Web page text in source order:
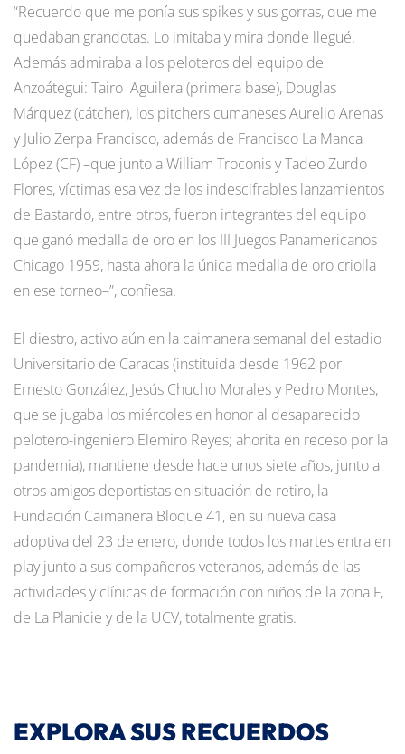
“Recuerdo que me ponía sus spikes y sus gorras, que me
quedaban grandotas. Lo imitaba y mira donde llegué.
Además admiraba a los peloteros del equipo de
Anzoátegui: Tairo Aguilera (primera base), Douglas
Márquez (cátcher), los pitchers cumaneses Aurelio Arenas
y Julio Zerpa Francisco, además de Francisco La Manca
López (CF) –que junto a William Troconis y Tadeo Zurdo
Flores, víctimas esa vez de los indescifrables lanzamientos
de Bastardo, entre otros, fueron integrantes del equipo
que ganó medalla de oro en los III Juegos Panamericanos
Chicago 1959, hasta ahora la única medalla de oro criolla
en ese torneo–”, confiesa.
El diestro, activo aún en la caimanera semanal del estadio
Universitario de Caracas (instituida desde 1962 por
Ernesto González, Jesús Chucho Morales y Pedro Montes,
que se jugaba los miércoles en honor al desaparecido
pelotero-ingeniero Elemiro Reyes; ahorita en receso por la
pandemia), mantiene desde hace unos siete años, junto a
otros amigos deportistas en situación de retiro, la
Fundación Caimanera Bloque 41, en su nueva casa
adoptiva del 23 de enero, donde todos los martes entra en
play junto a sus compañeros veteranos, además de las
actividades y clínicas de formación con niños de la zona F,
de La Planicie y de la UCV, totalmente gratis.
EXPLORA SUS RECUERDOS